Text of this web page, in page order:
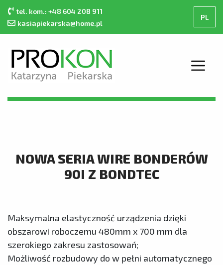
tel. kom.: +48 604 208 911
kasiapiekarska@home.pl
PL
STRONA GŁÓWNA
KONTAKT
KATALOG PRODUKTÓW
NOWA SERIA WIRE BONDERÓW
90I Z BONDTEC
Maksymalna elastyczność urządzenia dzięki
obszarowi roboczemu 480mm x 700 mm dla
szerokiego zakresu zastosowań;
Możliwość rozbudowy do w pełni automatycznego